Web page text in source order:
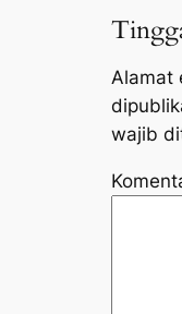
Alamat
wajib